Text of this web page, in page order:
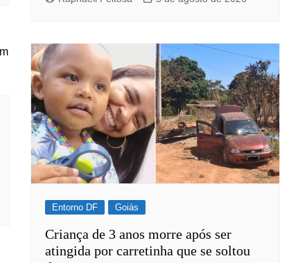
Entorno DF Goiás
Criança de 3 anos morre após ser
atingida por carretinha que se soltou